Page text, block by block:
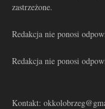
zastrzeżone.
Redakcja nie ponosi
Redakcja nie ponosi
Kontakt: